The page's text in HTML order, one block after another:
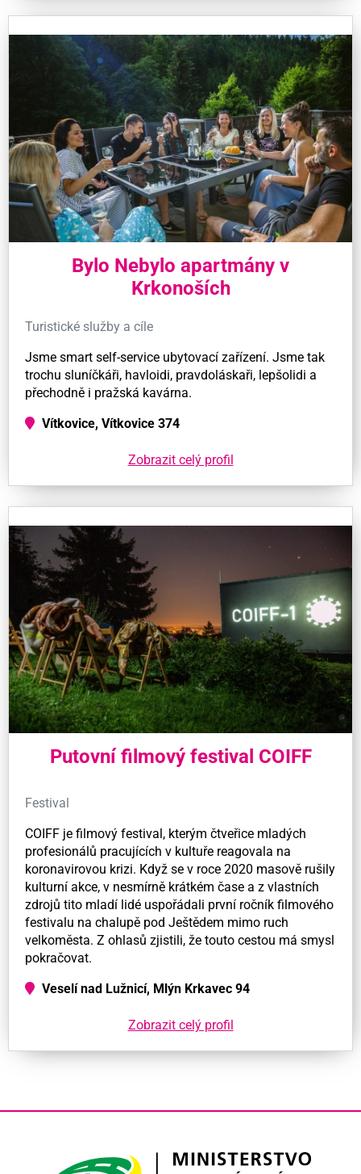
Bylo Nebylo apartmány v
Krkonoších
Turistické služby a cíle
Jsme smart self-service ubytovací zařízení. Jsme tak
trochu sluníčkáři, havloidi, pravdoláskaři, lepšolidi a
přechodně i pražská kavárna.
Vítkovice, Vítkovice 374
Zobrazit celý profil
Putovní filmový festival COIFF
Festival
COIFF je filmový festival, kterým čtveřice mladých
profesionálů pracujících v kultuře reagovala na
koronavirovou krizi. Když se v roce 2020 masově rušily
kulturní akce, v nesmírně krátkém čase a z vlastních
zdrojů tito mladí lidé uspořádali první ročník filmového
festivalu na chalupě pod Ještědem mimo ruch
velkoměsta. Z ohlasů zjistili, že touto cestou má smysl
pokračovat.
Veselí nad Lužnicí, Mlýn Krkavec 94
Zobrazit celý profil